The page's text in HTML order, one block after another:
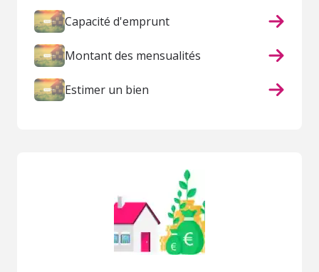
Capacité d'emprunt
Montant des mensualités
Estimer un bien